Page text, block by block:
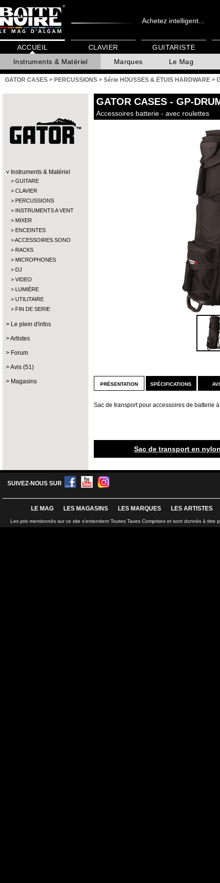
Achetez intelligent...
ACCUEIL
Instruments & Matériel
Marques Le Mag
CLAVIER GUITARISTE
GATOR CASES > PERCUSSIONS > Série HOUSSES & ÉTUIS HARDWARE >
Instruments & Matériel
GUITARE
CLAVIER
PERCUSSIONS
INSTRUMENTS A VENT
MIXER
ENCEINTES
ACCESSOIRES SONO
RACKS
MICROPHONES
DJ
VIDEO
LUMIÈRE
UTILITAIRE
FIN DE SERIE
Le plein d'infos
Artistes
Forum
Avis (51)
Magasins
GATOR CASES - GP-
Accessoires batterie - avec roulettes
présentation
Sac de transport pour accessoires de batterie
spécifications
Sac de transport en
SUIVEZ-NOUS SUR
LE MAG LES MAGASINS LES MARQUES LES ARTISTES
Les prix mentionnés sur ce site s'entendent Toutes Taxes Comprises et sont donnés à